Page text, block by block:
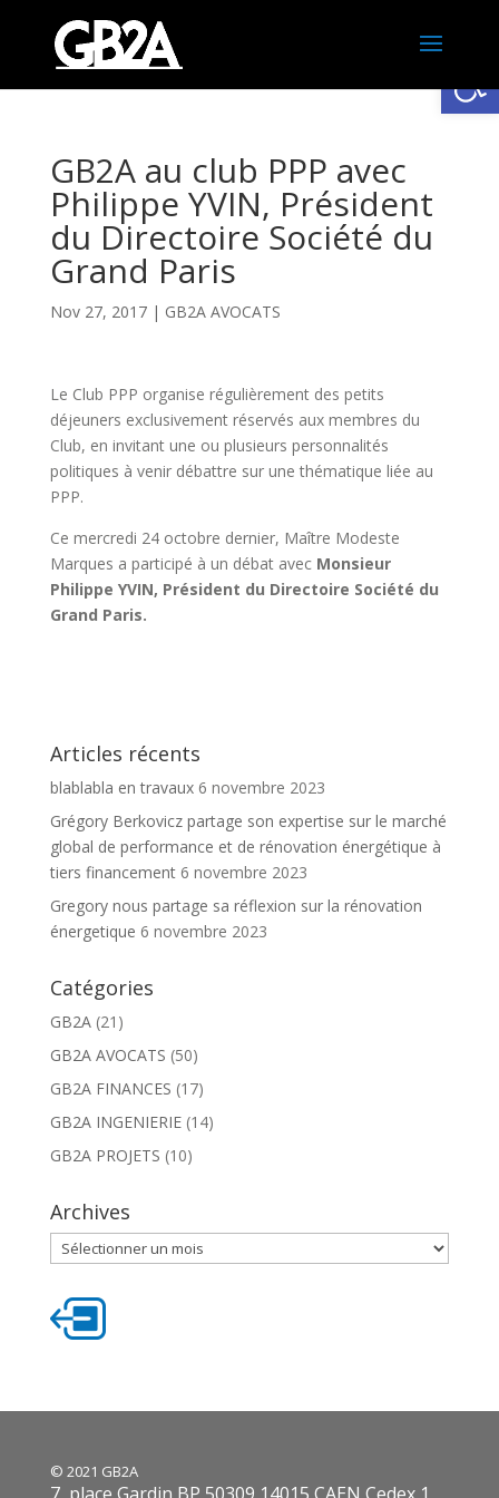
GB2A au club PPP avec
Philippe YVIN, Président
du Directoire Société du
Grand Paris
Nov 27, 2017| GB2A AVOCATS
Le Club PPP organise régulièrement des petits
déjeuners exclusivement réservés aux membres du
Club, en invitant une ou plusieurs personnalités
politiques à venir débattre sur une thématique liée au
PPP.
Ce mercredi 24 octobre dernier, Maître Modeste
Marques a participé à un débat avec Monsieur
Philippe YVIN, Président du Directoire Société du
Grand Paris.
Articles récents
blablabla en travaux 6 novembre 2023
Grégory Berkovicz partage son expertise sur le marché
global de performance et de rénovation énergétique à
tiers financement 6 novembre 2023
Gregory nous partage sa réflexion sur la rénovation
énergetique 6 novembre 2023
Catégories
GB2A(21)
GB2A AVOCATS (50)
GB2A FINANCES (17)
GB2A INGENIERIE(14)
GB2A PROJETS (10)
Archives
Archives
© 2021 GB2A